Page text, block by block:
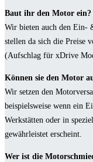
Baut ihr den Motor ein?
Wir bieten auch den Ein-
stellen da sich die Preise
(Aufschlag für xDrive
Können sie den Motor
Wir setzen den
beispielsweise wenn ein
Werkstätten oder in
gewährleistet erscheint.
Wer ist die